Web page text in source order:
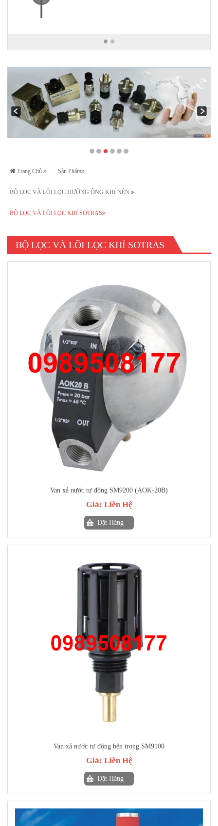
Trang Chủ Sản Phẩm
BỘ LỌC VÀ LÕI LỌC ĐƯỜNG ỐNG KHÍ NÉN
BỘ LỌC VÀ LÕI LỌC KHÍ SOTRAS
BỘ LỌC VÀ LÕI LỌC KHÍ SOTRAS
Van xả nước tự động SM9200 (AOK-20B)
Giá: Liên Hệ
Đặt Hàng
Van xả nước tự động bên trong SM9100
Giá: Liên Hệ
Đặt Hàng